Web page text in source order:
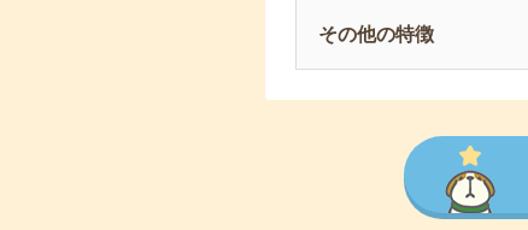
その他の特徴